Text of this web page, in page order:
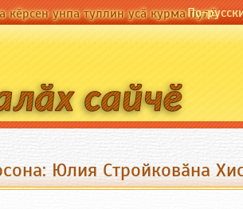
кӗрсен унпа туллин усӑ курма пулӗ
По-
Юлия Стройковӑна